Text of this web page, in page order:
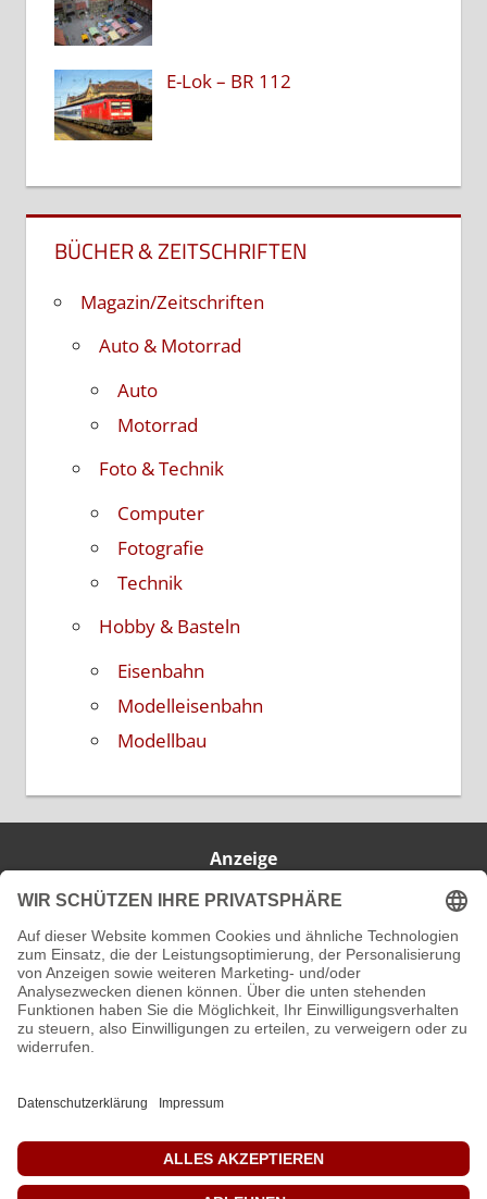
E-Lok – BR 112
BÜCHER & ZEITSCHRIFTEN
Magazin/Zeitschriften
Auto & Motorrad
Auto
Motorrad
Foto & Technik
Computer
Fotografie
Technik
Hobby & Basteln
Eisenbahn
Modelleisenbahn
Modellbau
Anzeige
IMPRESSUM
ÜBER MICH